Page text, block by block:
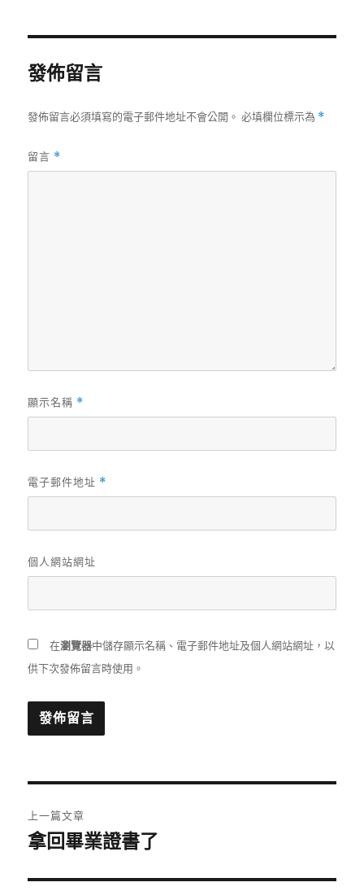
發佈留言
發佈留言必須填寫的電子郵件地址不會公開。 必填欄位標示為 *
留言 *
顯示名稱 *
電子郵件地址 *
個人網站網址
在瀏覽器中儲存顯示名稱、電子郵件地址及個人網站網址，以
供下次發佈留言時使用。
章
上一篇文章
上
篇
拿回畢業證書了